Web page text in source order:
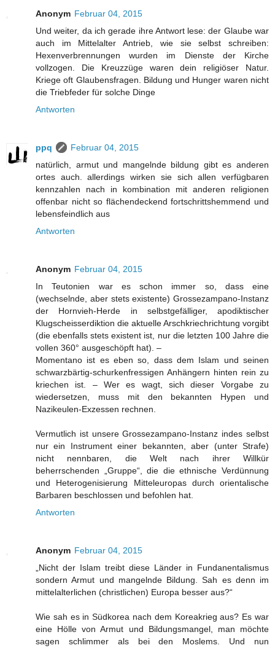
Anonym Februar 04, 2015
Und weiter, da ich gerade ihre Antwort lese: der Glaube war
auch im Mittelalter Antrieb, wie sie selbst schreiben:
Hexenverbrennungen wurden im Dienste der Kirche
vollzogen. Die Kreuzzüge waren dein religiöser Natur.
Kriege oft Glaubensfragen. Bildung und Hunger waren nicht
die Triebfeder für solche Dinge
Antworten
ppq
Februar 04, 2015
natürlich, armut und mangelnde bildung gibt es anderen
ortes auch. allerdings wirken sie sich allen verfügbaren
kennzahlen nach in kombination mit anderen religionen
offenbar nicht so flächendeckend fortschrittshemmend und
lebensfeindlich aus
Antworten
Anonym Februar 04, 2015
In Teutonien war es schon immer so, dass eine
(wechselnde, aber stets existente) Grossezampano-Instanz
der Hornvieh-Herde in selbstgefälliger, apodiktischer
Klugscheisserdiktion die aktuelle Arschkriechrichtung vorgibt
(die ebenfalls stets existent ist, nur die letzten 100 Jahre die
vollen 360° ausgeschöpft hat). –
Momentano ist es eben so, dass dem Islam und seinen
schwarzbärtig-schurkenfressigen Anhängern hinten rein zu
kriechen ist. – Wer es wagt, sich dieser Vorgabe zu
wiedersetzen, muss mit den bekannten Hypen und
Nazikeulen-Exzessen rechnen.
Vermutlich ist unsere Grossezampano-Instanz indes selbst
nur ein Instrument einer bekannten, aber (unter Strafe)
nicht nennbaren, die Welt nach ihrer Willkür
beherrschenden „Gruppe“, die die ethnische Verdünnung
und Heterogenisierung Mitteleuropas durch orientalische
Barbaren beschlossen und befohlen hat.
Antworten
Anonym Februar 04, 2015
„Nicht der Islam treibt diese Länder in Fundanentalismus
sondern Armut und mangelnde Bildung. Sah es denn im
mittelalterlichen (christlichen) Europa besser aus?“
Wie sah es in Südkorea nach dem Koreakrieg aus? Es war
eine Hölle von Armut und Bildungsmangel, man möchte
sagen schlimmer als bei den Moslems. Und nun